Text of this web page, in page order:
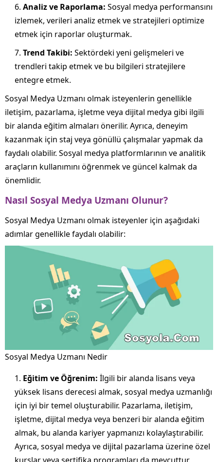
Analiz ve Raporlama: Sosyal medya performansını
izlemek, verileri analiz etmek ve stratejileri optimize
etmek için raporlar oluşturmak.
Trend Takibi: Sektördeki yeni gelişmeleri ve
trendleri takip etmek ve bu bilgileri stratejilere
entegre etmek.
Sosyal Medya Uzmanı olmak isteyenlerin genellikle
iletişim, pazarlama, işletme veya dijital medya gibi ilgili
bir alanda eğitim almaları önerilir. Ayrıca, deneyim
kazanmak için staj veya gönüllü çalışmalar yapmak da
faydalı olabilir. Sosyal medya platformlarının ve analitik
araçların kullanımını öğrenmek ve güncel kalmak da
önemlidir.
Nasıl Sosyal Medya Uzmanı Olunur?
Sosyal Medya Uzmanı olmak isteyenler için aşağıdaki
adımlar genellikle faydalı olabilir:
Sosyal Medya Uzmanı Nedir
Eğitim ve Öğrenim: İlgili bir alanda lisans veya
yüksek lisans derecesi almak, sosyal medya uzmanlığı
için iyi bir temel oluşturabilir. Pazarlama, iletişim,
işletme, dijital medya veya benzeri bir alanda eğitim
almak, bu alanda kariyer yapmanızı kolaylaştırabilir.
Ayrıca, sosyal medya ve dijital pazarlama üzerine özel